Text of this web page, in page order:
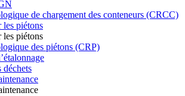
de chargement des conteneurs (CRCC)
les piétons
les piétons
des piétons (CRP)
déchets